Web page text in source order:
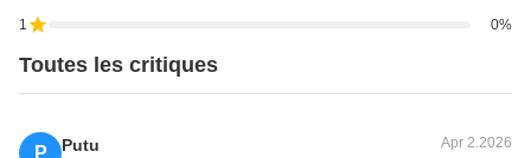
1 0%
Toutes les critiques
P Putu Apr 2.2026